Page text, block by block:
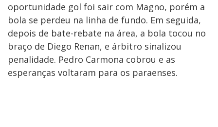
oportunidade gol foi sair com Magno, porém a
bola se perdeu na linha de fundo. Em seguida,
depois de bate-rebate na área, a bola tocou no
braço de Diego Renan, e árbitro sinalizou
penalidade. Pedro Carmona cobrou e as
esperanças voltaram para os paraenses.